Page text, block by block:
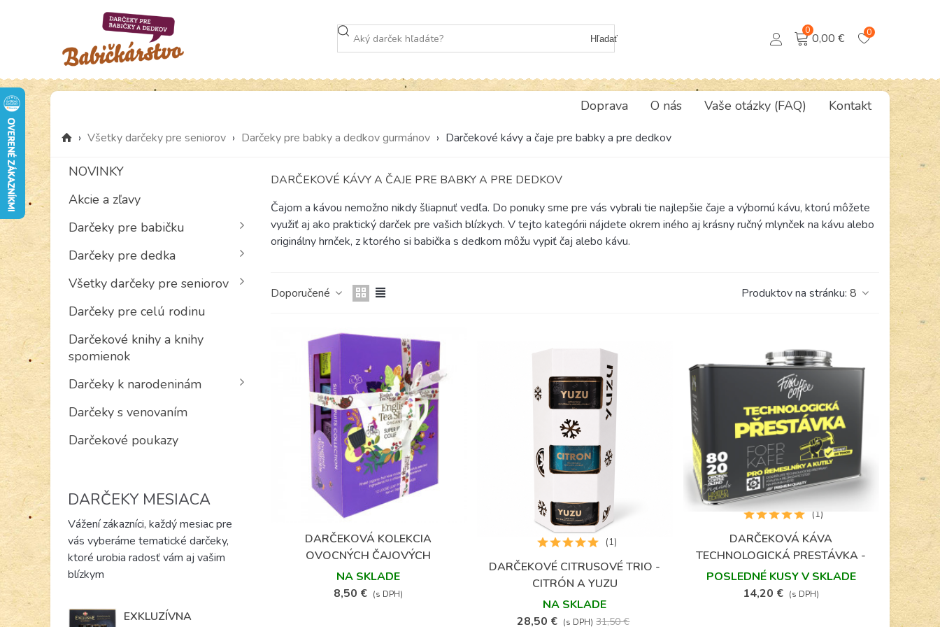
Hľadať
0
0,00 € 0
Doprava O nás Vaše otázky (FAQ) Kontakt
› Všetky darčeky pre seniorov › Darčeky pre babky a dedkov gurmánov › Darčekové kávy a čaje pre babky a pre dedkov
NOVINKY
Akcie a zľavy
Darčeky pre babičku
Darčeky pre dedka
Všetky darčeky pre seniorov
Darčeky pre celú rodinu
Darčekové knihy a knihy
spomienok
Darčeky k narodeninám
Darčeky s venovaním
Darčekové poukazy
DARČEKY MESIACA
Vážení zákazníci, každý mesiac pre
vás vyberáme tematické darčeky,
ktoré urobia radosť vám aj vašim
blízkym
EXKLUZÍVNA
DARČEKOVÉ KÁVY A ČAJE PRE BABKY A PRE DEDKOV
Čajom a kávou nemožno nikdy šliapnuť vedľa. Do ponuky sme pre vás vybrali tie najlepšie čaje a výbornú kávu, ktorú môžete
využiť aj ako praktický darček pre vašich blízkych. V tejto kategórii nájdete okrem iného aj krásny ručný mlynček na kávu alebo
originálny hrnček, z ktorého si babička s dedkom môžu vypiť čaj alebo kávu.
Doporučené Produktov na stránku: 8
Obľúbené
DARČEKOVÁ KOLEKCIA
OVOCNÝCH ČAJOVÝCH
PYRAMÍDOK
NA SKLADE
8,50 € (s DPH)
Obľúbené
DARČEKOVÉ CITRUSOVÉ TRIO -
CITRÓN A YUZU
NA SKLADE
28,50 € (s DPH) 31,50 €
(1) Obľúbené
DARČEKOVÁ KÁVA
TECHNOLOGICKÁ PRESTÁVKA -
MLETÁ
POSLEDNÉ KUSY V SKLADE
14,20 € (s DPH)
(1)